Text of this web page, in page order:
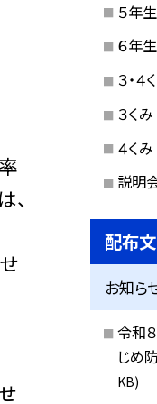
、
５年生
６年生
３・４
３くみ
４くみ
説明
配布
お知ら
令和
じめ
KB)